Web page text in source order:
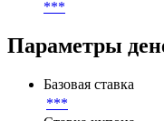
Листинг
Параметры